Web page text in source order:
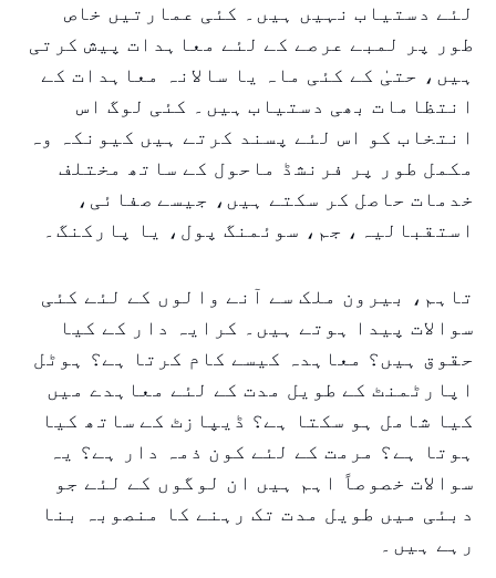
لئے دستیاب نہیں ہیں۔ کئی عمارتیں خاص
طور پر لمبے عرصے کے لئے معاہدات پیش کرتی
ہیں، حتیٰ کے کئی ماہ یا سالانہ معاہدات کے
انتظامات بھی دستیاب ہیں۔ کئی لوگ اس
انتخاب کو اس لئے پسند کرتے ہیں کیونکہ وہ
مکمل طور پر فرنشڈ ماحول کے ساتھ مختلف
خدمات حاصل کر سکتے ہیں، جیسے صفائی،
استقبالیہ، جم، سوئمنگ پول، یا پارکنگ۔
تاہم، بیرون ملک سے آنے والوں کے لئے کئی
سوالات پیدا ہوتے ہیں۔ کرایہ دار کے کیا
حقوق ہیں؟ معاہدہ کیسے کام کرتا ہے؟ ہوٹل
اپارٹمنٹ کے طویل مدت کے لئے معاہدے میں
کیا شامل ہو سکتا ہے؟ ڈیپازٹ کے ساتھ کیا
ہوتا ہے؟ مرمت کے لئے کون ذمہ دار ہے؟ یہ
سوالات خصوصاً اہم ہیں ان لوگوں کے لئے جو
دبئی میں طویل مدت تک رہنے کا منصوبہ بنا
رہے ہیں۔